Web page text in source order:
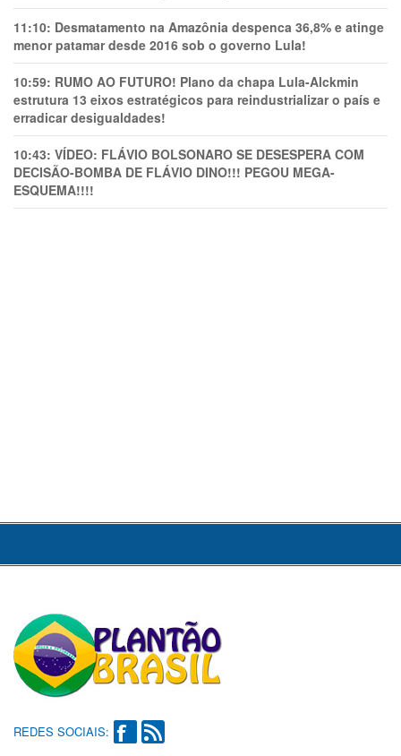
11:10: Desmatamento na Amazônia despenca 36,8% e atinge
menor patamar desde 2016 sob o governo Lula!
10:59: RUMO AO FUTURO! Plano da chapa Lula-Alckmin
estrutura 13 eixos estratégicos para reindustrializar o país e
erradicar desigualdades!
10:43: VÍDEO: FLÁVIO BOLSONARO SE DESESPERA COM
DECISÃO-BOMBA DE FLÁVIO DINO!!! PEGOU MEGA-
ESQUEMA!!!!
REDES SOCIAIS: